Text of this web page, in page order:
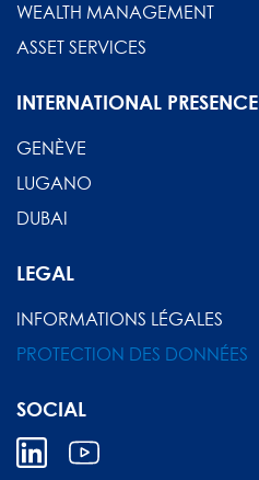
WEALTH MANAGEMENT
ASSET SERVICES
INTERNATIONAL PRESENCE
GENÈVE
LUGANO
DUBAI
LEGAL
INFORMATIONS LÉGALES
PROTECTION DES DONNÉES
SOCIAL